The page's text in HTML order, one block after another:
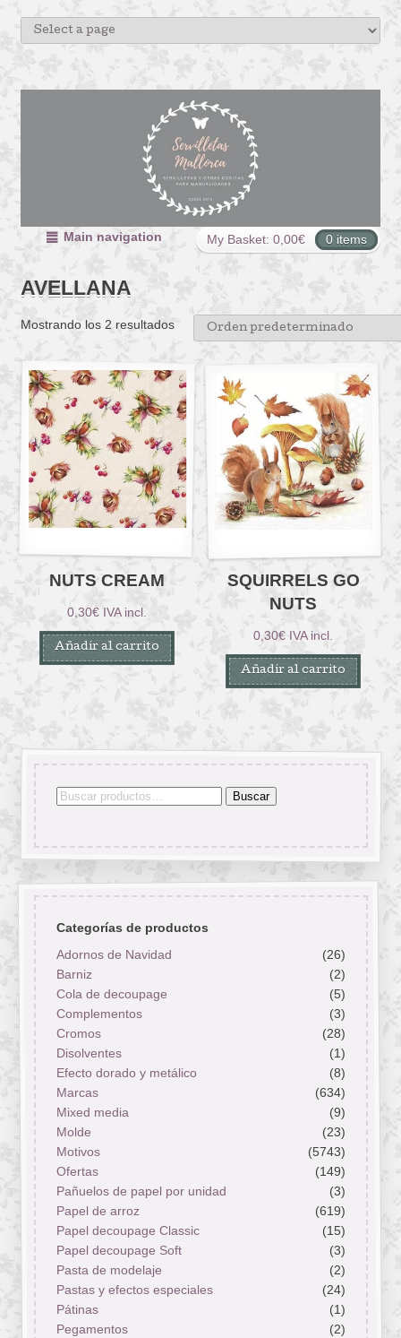
My Basket: 0,00€ 0 items
Main navigation
AVELLANA
Mostrando los 2 resultados
NUTS CREAM
0,30€ IVA incl.
Añadir al carrito
SQUIRRELS GO
NUTS
0,30€ IVA incl.
Añadir al carrito
Buscar
Buscar
Categorías de productos
Adornos de Navidad
(26)
Barniz
(2)
Cola de decoupage
(5)
Complementos
(3)
Cromos
(28)
Disolventes
(1)
Efecto dorado y metálico
(8)
Marcas
(634)
Mixed media
(9)
Molde
(23)
Motivos
(5743)
Ofertas
(149)
Pañuelos de papel por unidad
(3)
Papel de arroz
(619)
Papel decoupage Classic
(15)
Papel decoupage Soft
(3)
Pasta de modelaje
(2)
Pastas y efectos especiales
(24)
Pátinas
(1)
Pegamentos
(2)